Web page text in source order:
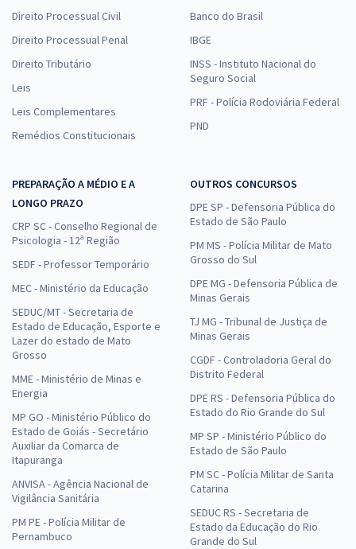
Direito Processual Civil
Direito Processual Penal
Direito Tributário
Leis
Leis Complementares
Remédios Constitucionais
Banco do Brasil
IBGE
INSS - Instituto Nacional do
Seguro Social
PRF - Polícia Rodoviária Federal
PND
PREPARAÇÃO A MÉDIO E A
LONGO PRAZO
CRP SC - Conselho Regional de
Psicologia - 12ª Região
SEDF - Professor Temporário
MEC - Ministério da Educação
SEDUC/MT - Secretaria de
Estado de Educação, Esporte e
Lazer do estado de Mato
Grosso
MME - Ministério de Minas e
Energia
MP GO - Ministério Público do
Estado de Goiás - Secretário
Auxiliar da Comarca de
Itapuranga
ANVISA - Agência Nacional de
Vigilância Sanitária
PM PE - Polícia Militar de
Pernambuco
OUTROS CONCURSOS
DPE SP - Defensoria Pública do
Estado de São Paulo
PM MS - Polícia Militar de Mato
Grosso do Sul
DPE MG - Defensoria Pública de
Minas Gerais
TJ MG - Tribunal de Justiça de
Minas Gerais
CGDF - Controladoria Geral do
Distrito Federal
DPE RS - Defensoria Pública do
Estado do Rio Grande do Sul
MP SP - Ministério Público do
Estado de São Paulo
PM SC - Polícia Militar de Santa
Catarina
SEDUC RS - Secretaria de
Estado da Educação do Rio
Grande do Sul